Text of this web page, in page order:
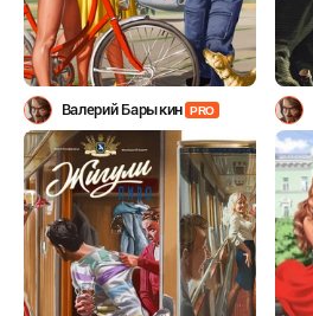
Валерий Барыкин PRO